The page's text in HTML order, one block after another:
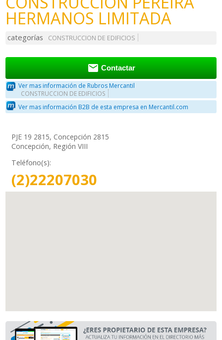
HERMANOS LIMITADA
categorías CONSTRUCCION DE EDIFICIOS
 Contactar
Ver mas información de Rubros Mercantil
CONSTRUCCION DE EDIFICIOS
Ver mas información B2B de esta empresa en Mercantil.com
PJE 19 2815, Concepción 2815
Concepción, Región VIII
Teléfono(s):
(2)22207030